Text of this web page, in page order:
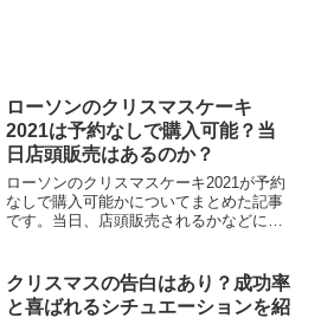
ローソンのクリスマスケーキ
2021は予約なしで購入可能？当
日店頭販売はあるのか？
ローソンのクリスマスケーキ2021が予約
なしで購入可能かについてまとめた記事
です。当日、店頭販売されるかなどにつ
当日購入のご参考にお役立てください。
クリスマスの告白はあり？成功率
と喜ばれるシチュエーションを紹